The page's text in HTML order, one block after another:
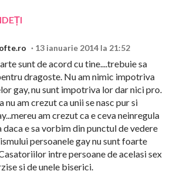
13 ianuarie 2014 la 21:52
sunt de acord cu tine....trebuie sa
dragoste. Nu am nimic impotriva
gay, nu sunt impotriva lor dar nici pro.
nu am crezut ca unii se nasc pur si
am crezut ca e ceva neinregula
daca e sa vorbim din punctul de vedere
persoanele gay nu sunt foarte
intre persoane de acelasi sex
si de unele biserici.